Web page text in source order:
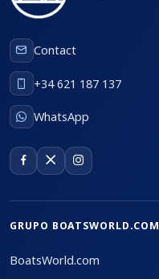
Contact
+34 621 187 137
WhatsApp
GRUPO BOATSWORLD.COM
BoatsWorld.com